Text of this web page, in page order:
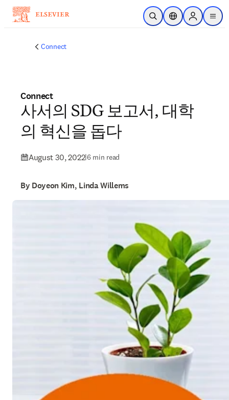
Skip to main content
Open SearchLocation Selector
Sign in to
menu
Connect
Connect
사서의 SDG 보고서, 대학
의 혁신을 돕다
August 30, 2022|6 min read
By Doyeon Kim, Linda Willems